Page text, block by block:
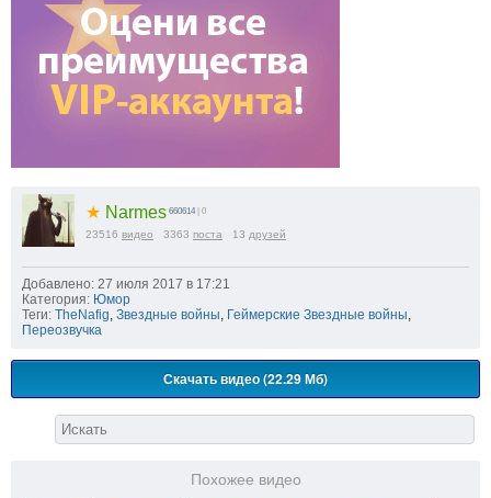
★ Narmes 660614 | 0
23516 видео 3363 поста 13 друзей
Добавлено: 27 июля 2017 в 17:21
Категория: Юмор
Теги: TheNafig, Звездные войны, Геймерские Звездные войны,
Переозвучка
Скачать видео (22.29 Мб)
Похожее видео